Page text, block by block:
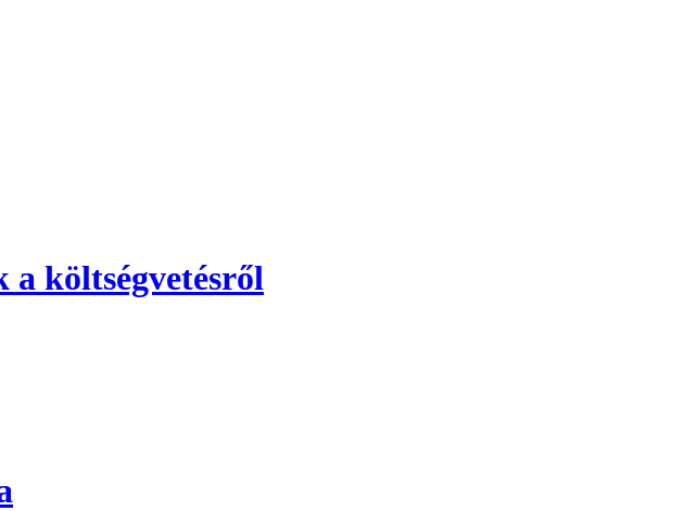
költségvetésről